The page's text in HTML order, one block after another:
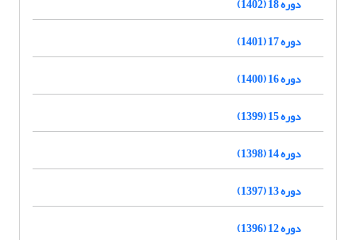
دوره 17 (1401)
دوره 16 (1400)
دوره 15 (1399)
دوره 14 (1398)
دوره 13 (1397)
دوره 12 (1396)